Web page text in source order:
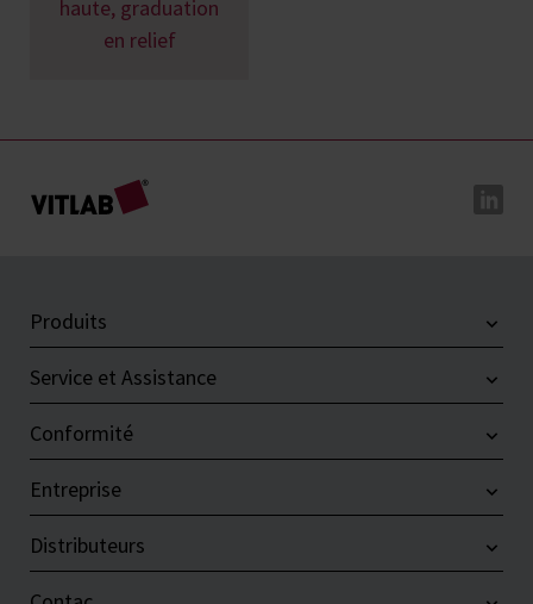
haute, graduation
en relief
Produits
Service et Assistance
Conformité
Entreprise
Distributeurs